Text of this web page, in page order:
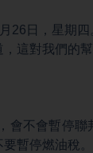
26日，星期
這對我們的
，會不會暫停
暫停燃油稅。